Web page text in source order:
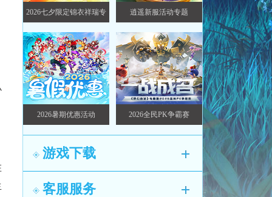
2026七夕限定锦衣祥瑞专
题
逍遥新服活动专题
2026暑期优惠活动 2026全民PK争霸赛
游戏下载
客服服务